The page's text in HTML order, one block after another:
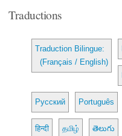
Traductions
Traduction Bilingue:
(Français / English)
Русский Português
हिन्दी தமிழ் తెలుగు